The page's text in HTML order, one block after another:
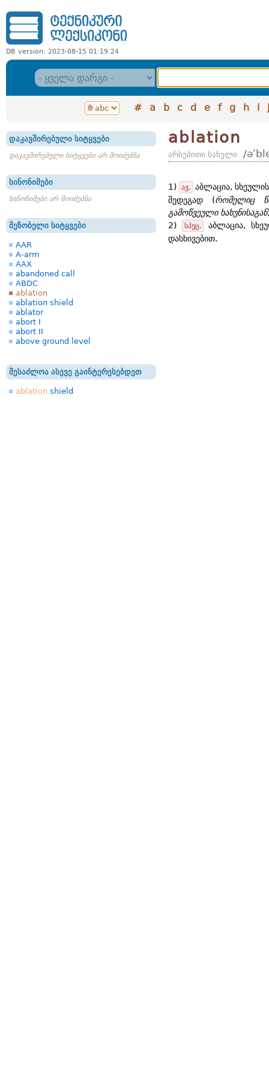
DB version: 2023-08-15 01:19:24
# a b c d e f g h i j
დაკავშირებული სიტყვები
დაკავშირებული სიტყვები არ მოიძებნა
სინონიმები
სინონიმები არ მოიძებნა
მეზობელი სიტყვები
AAR
A-arm
AAX
abandoned call
ABDC
ablation
ablation shield
ablator
abort I
abort II
above ground level
შესაძლოა ასევე გაინტერესებდეთ
ablation shield
ablation
არსებითი სახელი /
1) ავ. აბლაცია,
შედეგად (რომელიც
გამოწვეული ხახუნისაგან
2)
სპეც.
აბლაცია,
დასხივებით.